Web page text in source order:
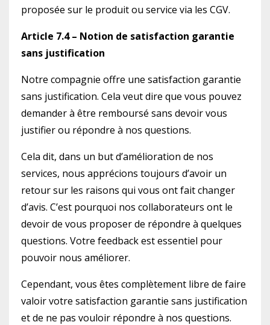
proposée sur le produit ou service via les CGV.
Article 7.4 – Notion de satisfaction garantie
sans justification
Notre compagnie offre une satisfaction garantie
sans justification. Cela veut dire que vous pouvez
demander à être remboursé sans devoir vous
justifier ou répondre à nos questions.
Cela dit, dans un but d’amélioration de nos
services, nous apprécions toujours d’avoir un
retour sur les raisons qui vous ont fait changer
d’avis. C’est pourquoi nos collaborateurs ont le
devoir de vous proposer de répondre à quelques
questions. Votre feedback est essentiel pour
pouvoir nous améliorer.
Cependant, vous êtes complètement libre de faire
valoir votre satisfaction garantie sans justification
et de ne pas vouloir répondre à nos questions.